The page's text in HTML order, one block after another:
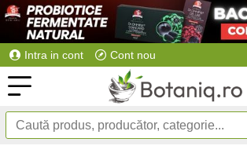
Intra in cont Cont nou